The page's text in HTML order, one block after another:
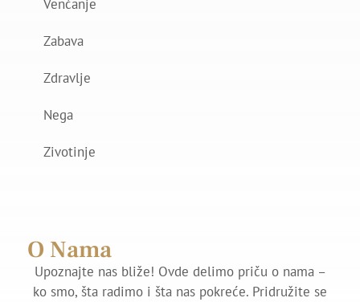
Venčanje
Zabava
Zdravlje
Nega
Zivotinje
O Nama
Upoznajte nas bliže! Ovde delimo priču o nama –
ko smo, šta radimo i šta nas pokreće. Pridružite se